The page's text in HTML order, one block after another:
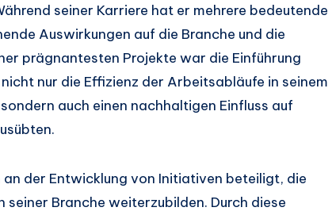
seiner Karriere hat er mehrere bedeutende
Auswirkungen auf die Branche und die
prägnantesten Projekte war die Einführung
nur die Effizienz der Arbeitsabläufe in seinem
auch einen nachhaltigen Einfluss auf
der Entwicklung von Initiativen beteiligt, die
Branche weiterzubilden. Durch diese